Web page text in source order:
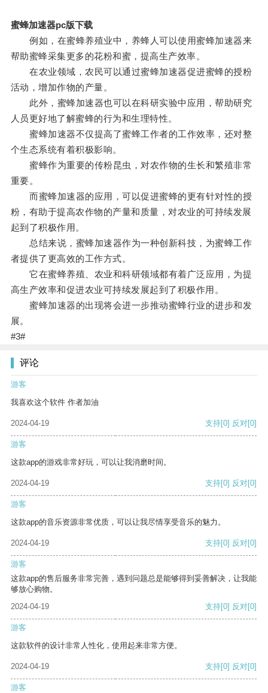
蜜蜂加速器pc版下载
例如，在蜜蜂养殖业中，养蜂人可以使用蜜蜂加速器来
帮助蜜蜂采集更多的花粉和蜜，提高生产效率。
在农业领域，农民可以通过蜜蜂加速器促进蜜蜂的授粉
活动，增加作物的产量。
此外，蜜蜂加速器也可以在科研实验中应用，帮助研究
人员更好地了解蜜蜂的行为和生理特性。
蜜蜂加速器不仅提高了蜜蜂工作者的工作效率，还对整
个生态系统有着积极影响。
蜜蜂作为重要的传粉昆虫，对农作物的生长和繁殖非常
重要。
而蜜蜂加速器的应用，可以促进蜜蜂的更有针对性的授
粉，有助于提高农作物的产量和质量，对农业的可持续发展
起到了积极作用。
总结来说，蜜蜂加速器作为一种创新科技，为蜜蜂工作
者提供了更高效的工作方式。
它在蜜蜂养殖、农业和科研领域都有着广泛应用，为提
高生产效率和促进农业可持续发展起到了积极作用。
蜜蜂加速器的出现将会进一步推动蜜蜂行业的进步和发
展。
#3#
评论
游客
我喜欢这个软件 作者加油
2024-04-19 支持[0] 反对[0]
游客
这款app的游戏非常好玩，可以让我消磨时间。
2024-04-19 支持[0] 反对[0]
游客
这款app的音乐资源非常优质，可以让我尽情享受音乐的魅力。
2024-04-19 支持[0] 反对[0]
游客
这款app的售后服务非常完善，遇到问题总是能够得到妥善解决，让我能
够放心购物。
2024-04-19
支持[0] 反对[0]
游客
这款软件的设计非常人性化，使用起来非常方便。
2024-04-19 支持[0] 反对[0]
游客